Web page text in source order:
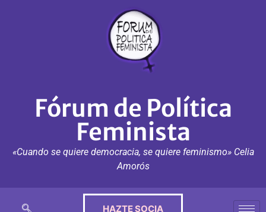
Fórum de Política
Feminista
«Cuando se quiere democracia, se quiere feminismo» Celia
Amorós
HAZTE SOCIA